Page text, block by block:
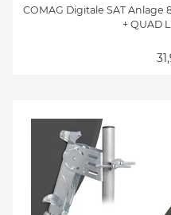
COMAG Digitale SAT Anlage
+ QUAD